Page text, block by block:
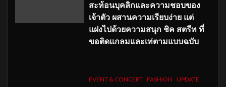
สะท้อนบุคลิกและความชอบของ
เจ้าตัว ผสานความเรียบง่าย แต่
แฝงไปด้วยความสนุก ชิค สตรีท ที่
ขอติดแกลมและเท่ตามแบบฉบับ
EVENT & CONCERT FASHION UPDATE